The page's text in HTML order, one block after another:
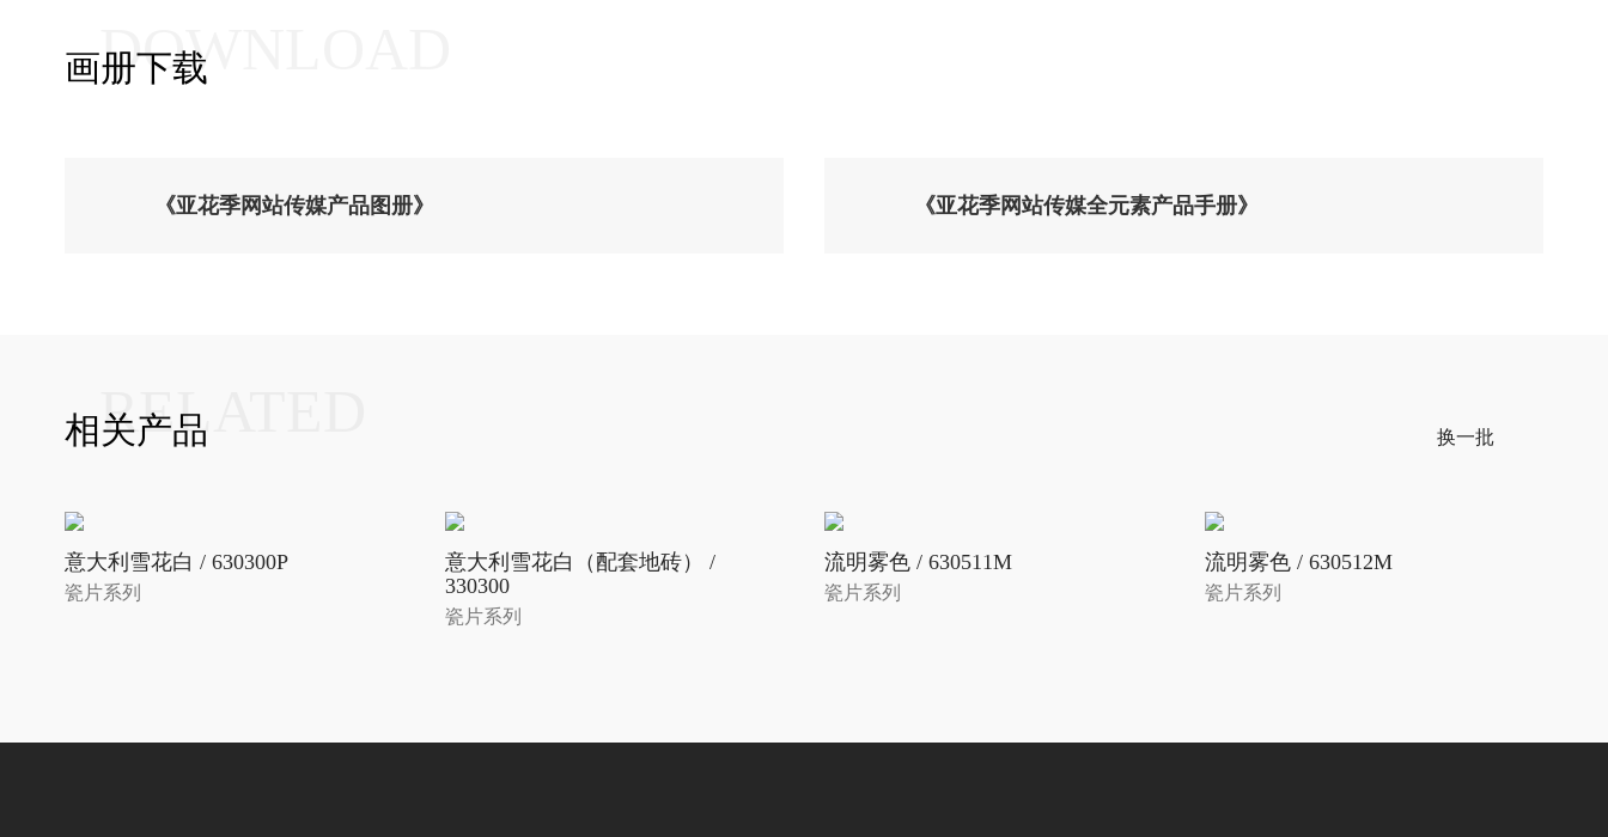
画册下载
DOWNLOAD
《亚花季网站传媒产品图册》 《亚花季网站传媒全元素产品手册》
相关产品
RELATED 换一批
意大利雪花白 / 630300P
瓷片系列
意大利雪花白（配套地砖） /
330300
瓷片系列
流明雾色 / 630511M
瓷片系列
流明雾色 / 630512M
瓷片系列